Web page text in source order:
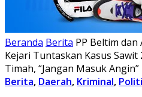
Beranda Berita PP Beltim
Kejari Tuntaskan Kasus Sawit
Timah, “Jangan Masuk Angin”
Berita, Daerah, Kriminal,